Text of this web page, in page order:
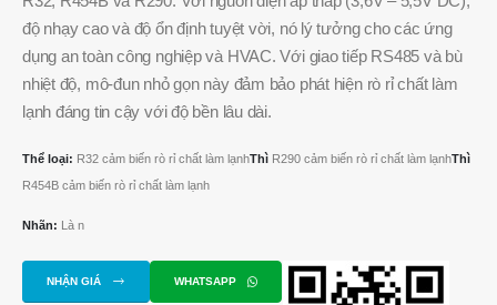
độ nhạy cao và độ ổn định tuyệt vời, nó lý tưởng cho các ứng
dụng an toàn công nghiệp và HVAC. Với giao tiếp RS485 và bù
nhiệt độ, mô-đun nhỏ gọn này đảm bảo phát hiện rò rỉ chất làm
lạnh đáng tin cậy với độ bền lâu dài.
Thể loại: R32 cảm biến rò rỉ chất làm lạnhThì R290 cảm biến rò rỉ chất làm lạnhThì
R454B cảm biến rò rỉ chất làm lạnh
Nhãn: Là n
NHẬN GIÁ WHATSAPP